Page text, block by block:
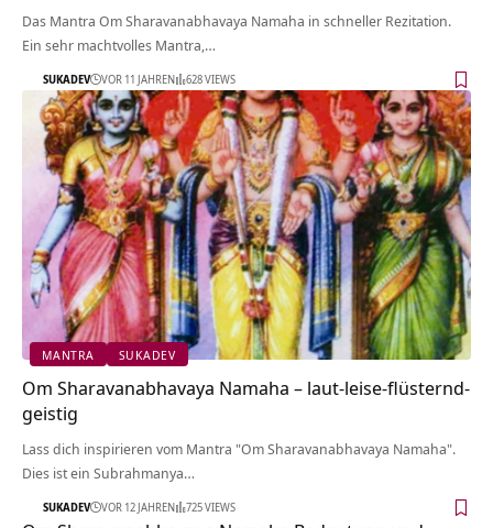
Das Mantra Om Sharavanabhavaya Namaha in schneller Rezitation.
Ein sehr machtvolles Mantra,…
SUKADEV VOR 11 JAHREN 628 VIEWS
MANTRA SUKADEV
Om Sharavanabhavaya Namaha – laut-leise-flüsternd-
geistig
Lass dich inspirieren vom Mantra "Om Sharavanabhavaya Namaha".
Dies ist ein Subrahmanya…
SUKADEV VOR 12 JAHREN 725 VIEWS